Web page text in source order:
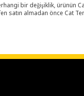
bir değişiklik, ürünün
satın almadan önce Cat